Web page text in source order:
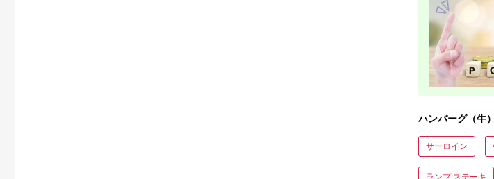
ハンバーグ（牛
サーロイン
ランプ ステーキ